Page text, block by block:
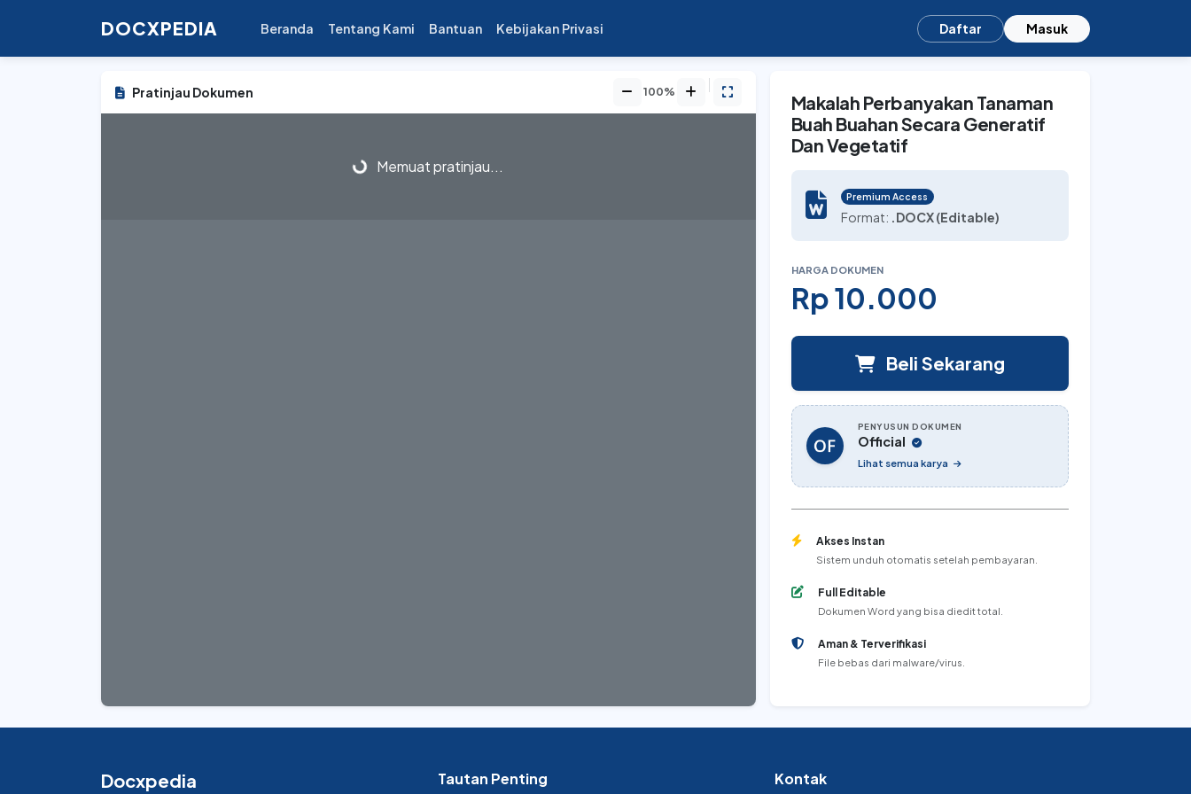
DOCXPEDIA Beranda Tentang Kami Bantuan Kebijakan Privasi Daftar Masuk
Pratinjau Dokumen 100%
Memuat pratinjau...
Makalah Perbanyakan Tanaman
Buah Buahan Secara Generatif
Dan Vegetatif
Premium Access
Format: .DOCX (Editable)
HARGA DOKUMEN
Rp 10.000
Beli Sekarang
PENYUSUN DOKUMEN
Official
Lihat semua karya
Akses Instan
Sistem unduh otomatis setelah pembayaran.
Full Editable
Dokumen Word yang bisa diedit total.
Aman & Terverifikasi
File bebas dari malware/virus.
Docxpedia Tautan Penting Kontak